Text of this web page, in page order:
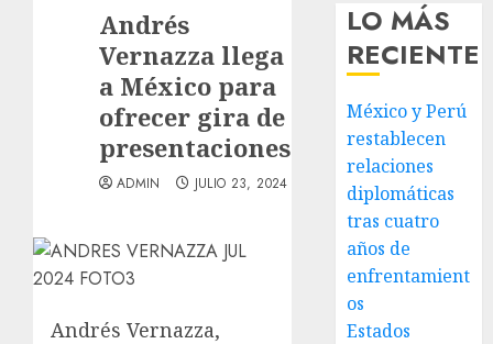
Andrés
Vernazza llega
a México para
ofrecer gira de
presentaciones
ADMIN JULIO 23, 2024
Andrés Vernazza,
LO MÁS
RECIENTE
México y Perú
restablecen
relaciones
diplomáticas
tras cuatro
años de
enfrentamient
os
Estados